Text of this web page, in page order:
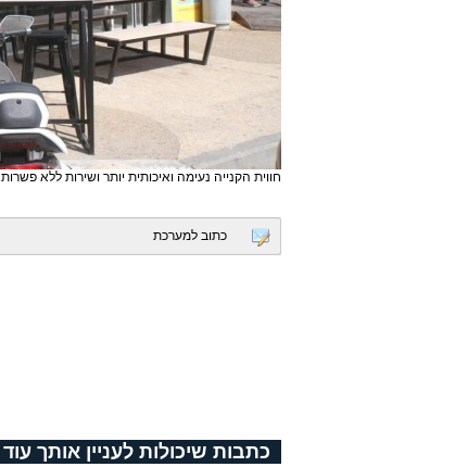
חווית הקנייה נעימה ואיכותית יותר ושירות ללא פשרות
כתוב למערכת
כתבות שיכולות לעניין אותך עוד